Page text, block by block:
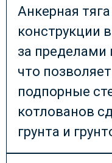
Анкерная
конструкции
за пределами
что
подпорные
котлованов
грунта и